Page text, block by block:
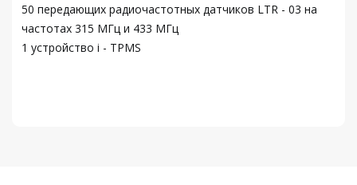
50 передающих радиочастотных датчиков LTR - 03 на
частотах 315 МГц и 433 МГц
1 устройство i - TPMS